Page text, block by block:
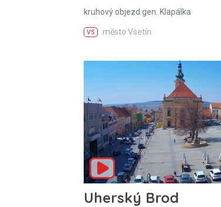
kruhový objezd gen. Klapálka
VS město Vsetín
Uherský Brod